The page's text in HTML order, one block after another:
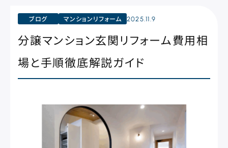
ブログ マンションリフォーム 2025.11.9
分譲マンション玄関リフォーム費用相
場と手順徹底解説ガイド